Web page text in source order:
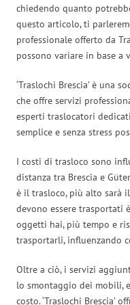
chiedendo quanto
questo articolo, ti
professionale offerto da
possono variare in base a
‘Traslochi Brescia’ è una
che offre servizi
esperti traslocatori
semplice e senza stress
I costi di trasloco sono
distanza tra Brescia e
è il trasloco, più alto sarà
devono essere trasportati
oggetti hai, più tempo e
trasportarli, influenzando
Oltre a ciò, i servizi
lo smontaggio dei mobili,
costo. ‘Traslochi Brescia’